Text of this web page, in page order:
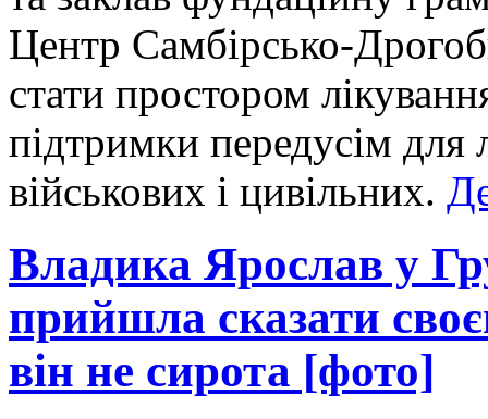
Центр Самбірсько-
стати простором
підтримки передусім
військових і цивільних.
Владика Ярослав у
прийшла сказати
він не сирота [фото]